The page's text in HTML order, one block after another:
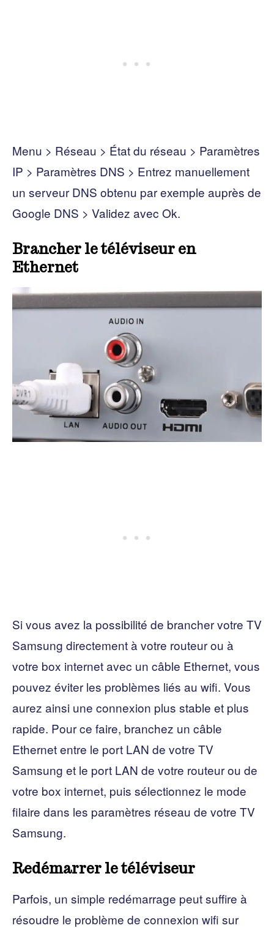
Menu > Réseau > État du réseau > Paramètres
IP > Paramètres DNS > Entrez manuellement
un serveur DNS obtenu par exemple auprès de
Google DNS > Validez avec Ok.
Brancher le téléviseur en
Ethernet
Si vous avez la possibilité de brancher votre TV
Samsung directement à votre routeur ou à
votre box internet avec un câble Ethernet, vous
pouvez éviter les problèmes liés au wifi. Vous
aurez ainsi une connexion plus stable et plus
rapide. Pour ce faire, branchez un câble
Ethernet entre le port LAN de votre TV
Samsung et le port LAN de votre routeur ou de
votre box internet, puis sélectionnez le mode
filaire dans les paramètres réseau de votre TV
Samsung.
Redémarrer le téléviseur
Parfois, un simple redémarrage peut suffire à
résoudre le problème de connexion wifi sur